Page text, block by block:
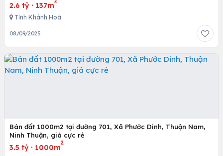
2.6 tỷ · 137m
Tỉnh Khánh Hoà
08/09/2025
Bán đất 1000m2 tại đường 701, Xã Phước Dinh, Thuận Nam,
Ninh Thuận, giá cực rẻ
3.5 tỷ · 1000m
2